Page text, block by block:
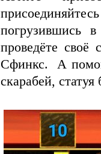
погрузившись
проведёте
Сфинкс. А
скарабей,